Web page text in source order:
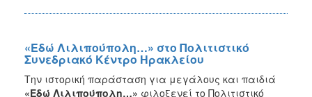
«Εδώ Λιλιπούπολη…» στο Πολιτιστικό
Συνεδριακό Κέντρο Ηρακλείου
Την ιστορική παράσταση για μεγάλους και παιδιά
«Εδώ Λιλιπούπολη…» φιλοξενεί το Πολιτιστικό